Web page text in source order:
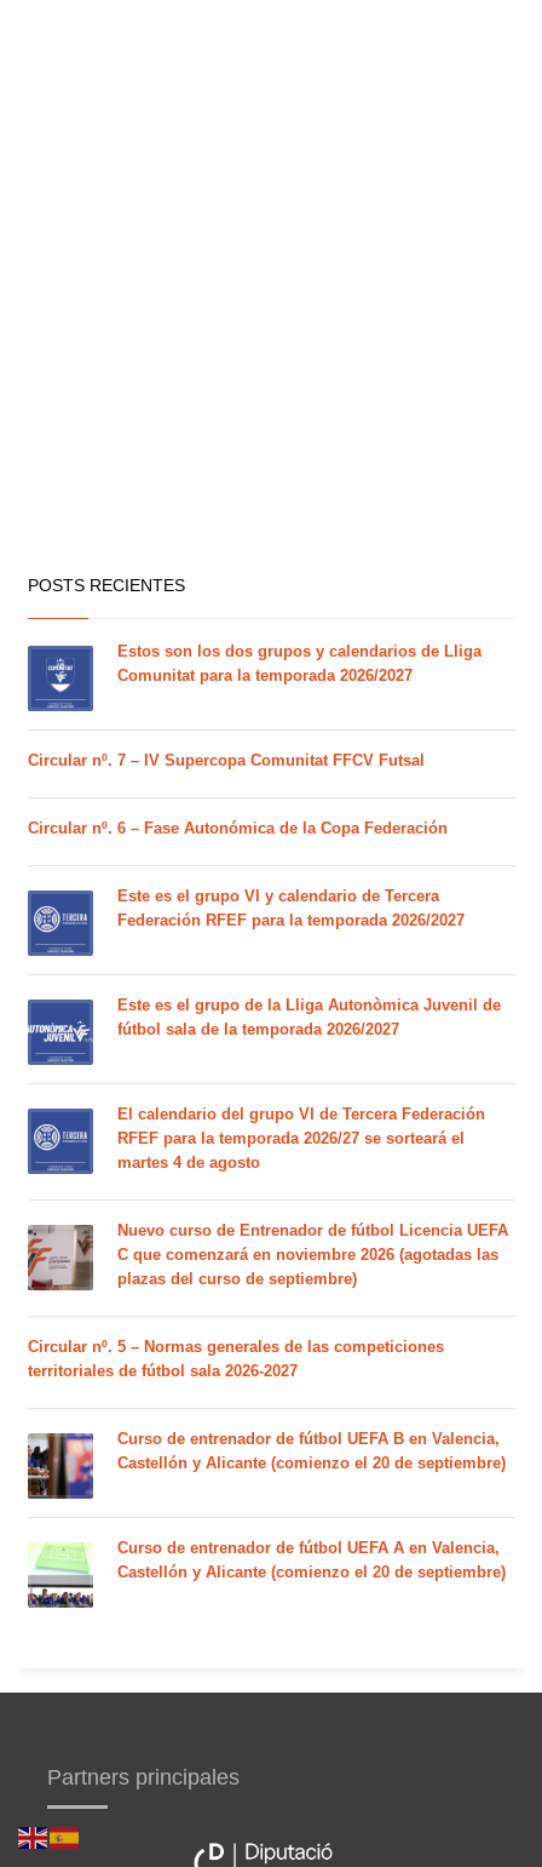
POSTS RECIENTES
Estos son los dos grupos y calendarios de Lliga
Comunitat para la temporada 2026/2027
Circular nº. 7 – IV Supercopa Comunitat FFCV Futsal
Circular nº. 6 – Fase Autonómica de la Copa Federación
Este es el grupo VI y calendario de Tercera
Federación RFEF para la temporada 2026/2027
Este es el grupo de la Lliga Autonòmica Juvenil de
fútbol sala de la temporada 2026/2027
El calendario del grupo VI de Tercera Federación
RFEF para la temporada 2026/27 se sorteará el
martes 4 de agosto
Nuevo curso de Entrenador de fútbol Licencia UEFA
C que comenzará en noviembre 2026 (agotadas las
plazas del curso de septiembre)
Circular nº. 5 – Normas generales de las competiciones
territoriales de fútbol sala 2026-2027
Curso de entrenador de fútbol UEFA B en Valencia,
Castellón y Alicante (comienzo el 20 de septiembre)
Curso de entrenador de fútbol UEFA A en Valencia,
Castellón y Alicante (comienzo el 20 de septiembre)
Partners principales